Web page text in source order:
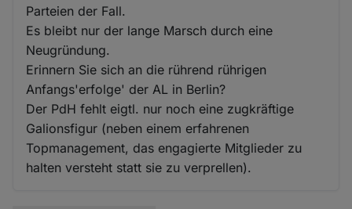
Parteien der Fall.
Es bleibt nur der lange Marsch durch eine
Neugründung.
Erinnern Sie sich an die rührend rührigen
Anfangs'erfolge' der AL in Berlin?
Der PdH fehlt eigtl. nur noch eine zugkräftige
Galionsfigur (neben einem erfahrenen
Topmanagement, das engagierte Mitglieder zu
halten versteht statt sie zu verprellen).